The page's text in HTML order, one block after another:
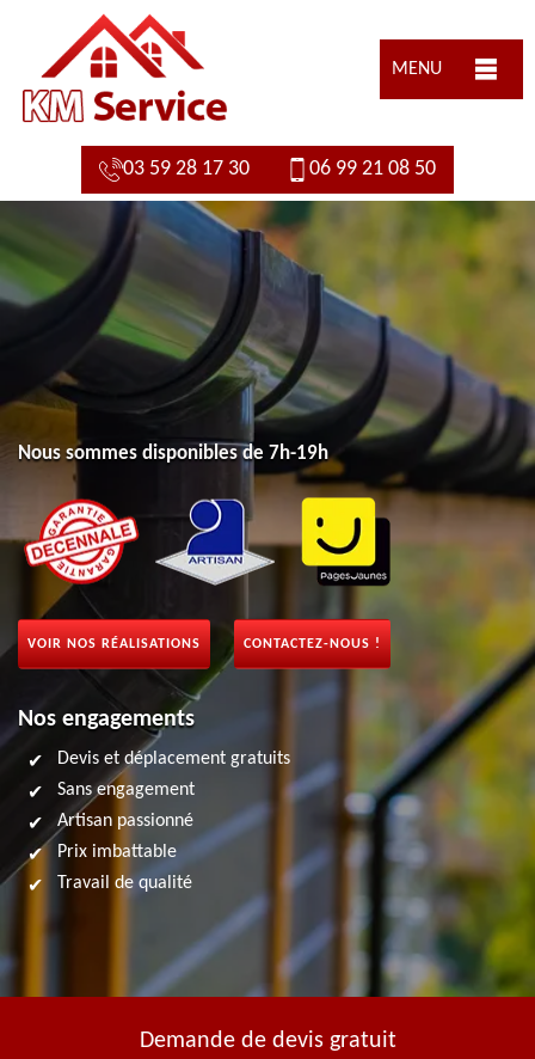
MENU
03 59 28 17 30 06 99 21 08 50
Nous sommes disponibles de 7h-19h
VOIR NOS RÉALISATIONS CONTACTEZ-NOUS !
Nos engagements
Devis et déplacement gratuits
Sans engagement
Artisan passionné
Prix imbattable
Travail de qualité
Demande de devis gratuit